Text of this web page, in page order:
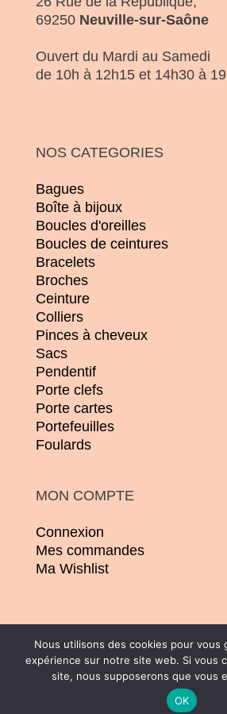
69250 Neuville-sur-Saône
Ouvert du Mardi au Samedi
de 10h à 12h15 et 14h30 à
NOS CATEGORIES
Bagues
Boîte à bijoux
Boucles d'oreilles
Boucles de ceintures
Bracelets
Broches
Ceinture
Colliers
Pinces à cheveux
Sacs
Pendentif
Porte clefs
Porte cartes
Portefeuilles
Foulards
MON COMPTE
Connexion
Mes commandes
Ma Wishlist
© 2026 | Conception :
| Tous droits réservés |
légales
Nous utilisons des cookies pour vous
expérience sur notre site web. Si vous
site, nous supposerons que vous
OK